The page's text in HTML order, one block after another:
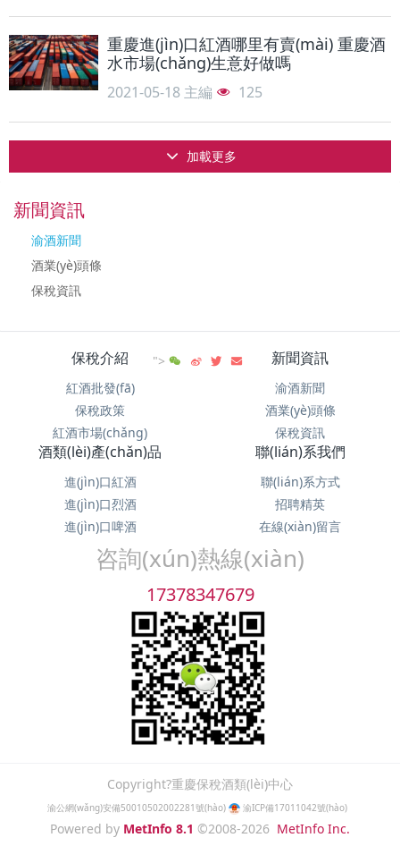
重慶進(jìn)口紅酒哪里有賣(mài) 重慶酒
水市場(chǎng)生意好做嗎
2021-05-18 主編 125
加載更多
新聞資訊
渝酒新聞
酒業(yè)頭條
保稅資訊
保稅介紹
紅酒批發(fā)
保稅政策
紅酒市場(chǎng)
新聞資訊
渝酒新聞
酒業(yè)頭條
保稅資訊
酒類(lèi)產(chǎn)品
進(jìn)口紅酒
進(jìn)口烈酒
進(jìn)口啤酒
聯(lián)系我們
聯(lián)系方式
招聘精英
在線(xiàn)留言
咨詢(xún)熱線(xiàn)
17378347679
">
Copyright?重慶保稅酒類(lèi)中心
渝公網(wǎng)安備50010502002281號(hào) 渝ICP備17011042號(hào)
Powered by MetInfo 8.1 ©2008-2026 MetInfo Inc.